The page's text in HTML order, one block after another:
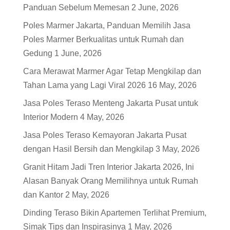
Panduan Sebelum Memesan 2 June, 2026
Poles Marmer Jakarta, Panduan Memilih Jasa
Poles Marmer Berkualitas untuk Rumah dan
Gedung 1 June, 2026
Cara Merawat Marmer Agar Tetap Mengkilap dan
Tahan Lama yang Lagi Viral 2026 16 May, 2026
Jasa Poles Teraso Menteng Jakarta Pusat untuk
Interior Modern 4 May, 2026
Jasa Poles Teraso Kemayoran Jakarta Pusat
dengan Hasil Bersih dan Mengkilap 3 May, 2026
Granit Hitam Jadi Tren Interior Jakarta 2026, Ini
Alasan Banyak Orang Memilihnya untuk Rumah
dan Kantor 2 May, 2026
Dinding Teraso Bikin Apartemen Terlihat Premium,
Simak Tips dan Inspirasinya 1 May, 2026